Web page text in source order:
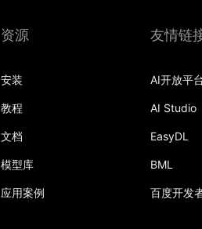
资源
安装
教程
文档
模型库
应用案例
友情链
AI开放平
AI Studio
EasyDL
BML
百度开发